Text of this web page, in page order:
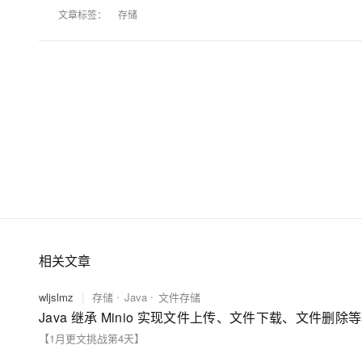
文章标签： 存储
相关文章
wljslmz | 存储 Java 文件存储
Java 继承 Minio 实现文件上传、文件下载、文件删除
【1月更文挑战第4天】